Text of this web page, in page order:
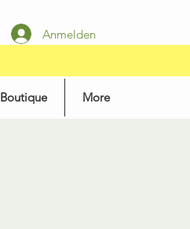
Anmelden
Boutique More